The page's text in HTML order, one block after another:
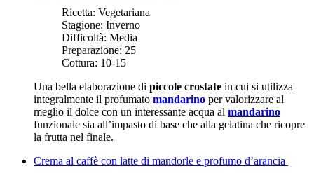
Ricetta: Vegetariana
Stagione: Inverno
Difficoltà: Media
Preparazione: 25
Cottura: 10-15
Una bella elaborazione di piccole crostate in cui si utilizza
integralmente il profumato mandarino per valorizzare al
meglio il dolce con un interessante acqua al mandarino
funzionale sia all’impasto di base che alla gelatina che ricopre
la frutta nel finale.
Crema al caffè con latte di mandorle e profumo d’arancia